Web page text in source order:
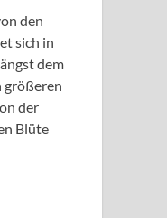
den
sich in
dem
größeren
der
Blüte